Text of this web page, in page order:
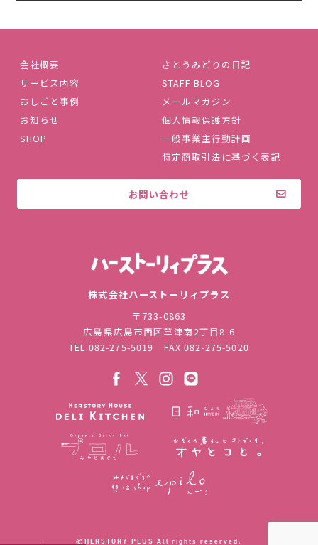
会社概要
サービス内容
おしごと事例
お知らせ
SHOP
さとうみどりの日記
STAFF BLOG
メールマガジン
個人情報保護方針
一般事業主行動計画
特定商取引法に基づく表記
お問い合わせ
株式会社ハーストーリィプラス
〒733-0863
広島県広島市西区草津南2丁目8-6
TEL.082-275-5019 FAX.082-275-5020
©︎HERSTORY PLUS All rights reserved.